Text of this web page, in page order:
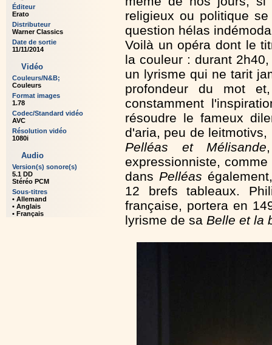
Éditeur
Erato
Distributeur
Warner Classics
Date de sortie
11/11/2014
Vidéo
Couleurs/N&B;
Couleurs
Format images
1.78
Codec/Standard vidéo
AVC
Résolution vidéo
1080i
Audio
Version(s) sonore(s)
5.1 DD
Stéréo PCM
Sous-titres
• Allemand
• Anglais
• Français
religieux ou politique
question hélas
Voilà un opéra dont le
la couleur : durant
un lyrisme qui ne tarit
profondeur du mot
constamment
résoudre le fameux
d'aria, peu de
Pelléas et Mélisande
expressionniste,
dans Pelléas
12 brefs tableaux.
française, portera en
lyrisme de sa Belle et la